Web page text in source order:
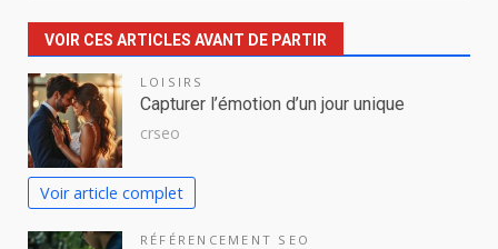
VOIR CES ARTICLES AVANT DE PARTIR
LOISIRS
Capturer l’émotion d’un jour unique
crseo
Voir article complet
RÉFÉRENCEMENT SEO